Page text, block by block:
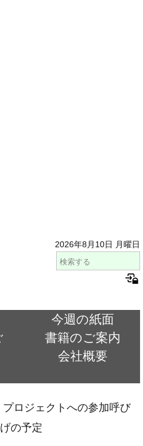
2026年8月10日 月曜日
今週の紙面
書籍のご案内
会社概要
ロジェクトへの参加呼び
の予定